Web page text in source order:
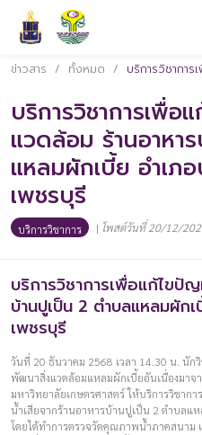
ข่าวสาร / ทั้งหมด / บริการวิชาการเพื่อแก้ไขปัญหาสิ่
บริการวิชาการเพื่อ
แวดล้อม ร้านอาหา
แหลมผักเบี้ย อำเภ
เพชรบุรี
บริการวิชาการ | โพสต์วันที่ 20/12/
บริการวิชาการเพื่อแก้ไขปั
บ้านปูเป็น 2 ตำบลแหลมผัก
เพชรบุรี
วันที่ 20 ธันวาคม 2568 เวลา 14.30 น. นัก
พัฒนาสิ่งแวดล้อมแหลมผักเบี้ยอันเนื่องมาจ
มหาวิทยาลัยเกษตรศาสตร์ ให้บริการวิชาก
น้ำเสียจากร้านอาหารบ้านปูเป็น 2 ตำบลแ
โดยได้ทำการตรวจวัดคุณภาพน้ำภาคสนาม